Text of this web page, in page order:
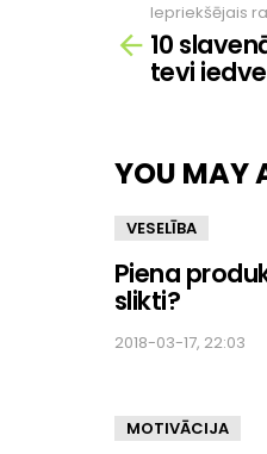
Skatīt
vairāk
Iepriekšējais
10
tevi
YOU MAY
VESELĪBA
Piena
slikti?
2018-03-17, 22:03
MOTIVĀCIJA